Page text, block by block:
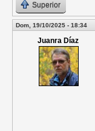
Superior
Dom, 19/10/2025 - 18:34
Juanra Díaz